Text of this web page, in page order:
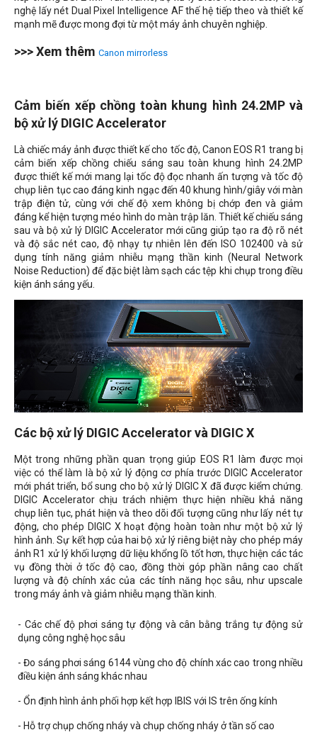
nghệ lấy nét Dual Pixel Intelligence AF thế hệ tiếp theo và thiết kế
mạnh mẽ được mong đợi từ một máy ảnh chuyên nghiệp.
>>> Xem thêm Canon mirrorless
Cảm biến xếp chồng toàn khung hình 24.2MP và
bộ xử lý DIGIC Accelerator
Là chiếc máy ảnh được thiết kế cho tốc độ, Canon EOS R1 trang bị
cảm biến xếp chồng chiếu sáng sau toàn khung hình 24.2MP
được thiết kế mới mang lại tốc độ đọc nhanh ấn tượng và tốc độ
chụp liên tục cao đáng kinh ngạc đến 40 khung hình/giây với màn
trập điện tử, cùng với chế độ xem không bị chớp đen và giảm
đáng kể hiện tượng méo hình do màn trập lăn. Thiết kế chiếu sáng
sau và bộ xử lý DIGIC Accelerator mới cũng giúp tạo ra độ rõ nét
và độ sắc nét cao, độ nhạy tự nhiên lên đến ISO 102400 và sử
dụng tính năng giảm nhiễu mạng thần kinh (Neural Network
Noise Reduction) để đặc biệt làm sạch các tệp khi chụp trong điều
kiện ánh sáng yếu.
Các bộ xử lý DIGIC Accelerator và DIGIC X
Một trong những phần quan trọng giúp EOS R1 làm được mọi
việc có thể làm là bộ xử lý động cơ phía trước DIGIC Accelerator
mới phát triển, bổ sung cho bộ xử lý DIGIC X đã được kiểm chứng.
DIGIC Accelerator chịu trách nhiệm thực hiện nhiều khả năng
chụp liên tục, phát hiện và theo dõi đối tượng cũng như lấy nét tự
động, cho phép DIGIC X hoạt động hoàn toàn như một bộ xử lý
hình ảnh. Sự kết hợp của hai bộ xử lý riêng biệt này cho phép máy
ảnh R1 xử lý khối lượng dữ liệu khổng lồ tốt hơn, thực hiện các tác
vụ đồng thời ở tốc độ cao, đồng thời góp phần nâng cao chất
lượng và độ chính xác của các tính năng học sâu, như upscale
trong máy ảnh và giảm nhiễu mạng thần kinh.
- Các chế độ phơi sáng tự động và cân bằng trắng tự động sử
dụng công nghệ học sâu
- Đo sáng phơi sáng 6144 vùng cho độ chính xác cao trong nhiều
điều kiện ánh sáng khác nhau
- Ổn định hình ảnh phối hợp kết hợp IBIS với IS trên ống kính
- Hỗ trợ chụp chống nháy và chụp chống nháy ở tần số cao